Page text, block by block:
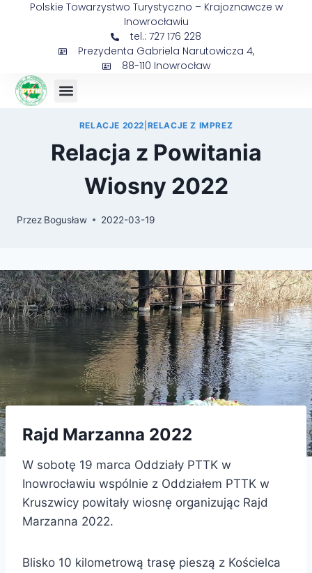
Polskie Towarzystwo Turystyczno – Krajoznawcze w
Inowrocławiu
tel.: 727 176 228
Prezydenta Gabriela Narutowicza 4,
88-110 Inowrocław
RELACJE 2022 RELACJE Z IMPREZ
Relacja z Powitania
Wiosny 2022
Przez Bogusław 2022-03-19
Rajd Marzanna 2022
W sobotę 19 marca Oddziały PTTK w
Inowrocławiu wspólnie z Oddziałem PTTK w
Kruszwicy powitały wiosnę organizując Rajd
Marzanna 2022.
Blisko 10 kilometrową trasę pieszą z Kościelca